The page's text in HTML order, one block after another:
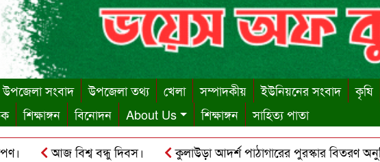
উপজেলা সংবাদ উপজেলা তথ্য খেলা সম্পাদকীয় ইউনিয়নের সংবাদ কৃষি
শিক্ষাঙ্গন বিনোদন About Us শিক্ষাঙ্গন সাহিত্য পাতা
আজ বিশ্ব বন্ধু দিবস। কুলাউড়া আদর্শ পাঠাগারের পুরস্কার বিতরণ অনুষ্ঠিত।